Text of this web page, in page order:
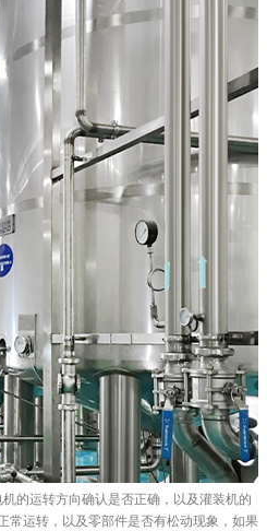
运转方向确认是否正确，以及灌装机的
常运转，以及零部件是否有松动现象，如果